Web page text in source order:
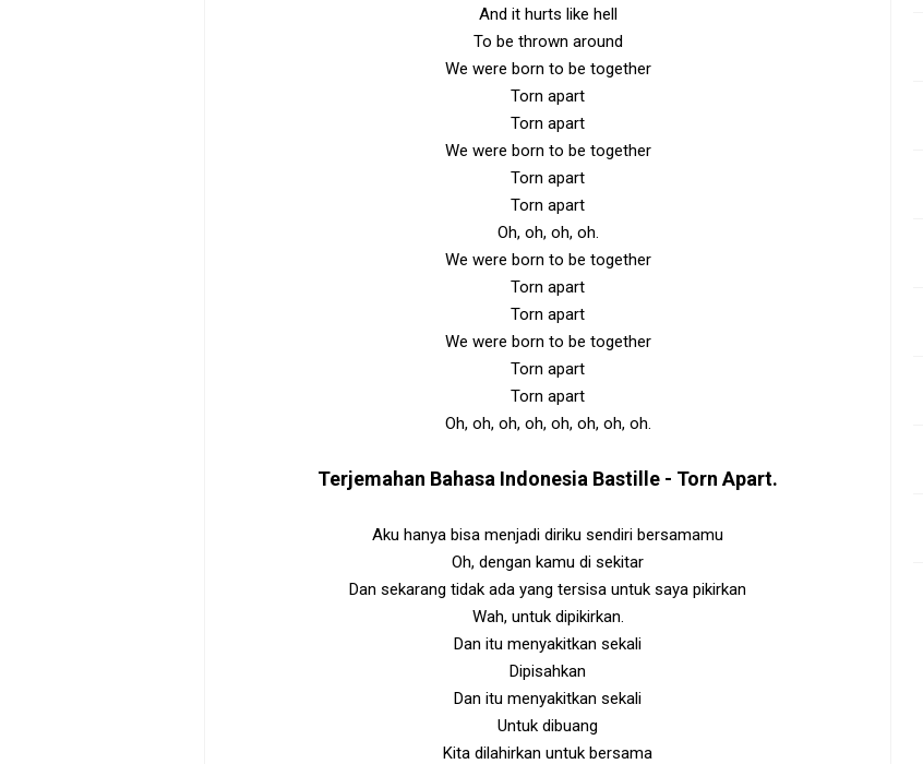
And it hurts like hell
To be thrown around
We were born to be together
Torn apart
Torn apart
We were born to be together
Torn apart
Torn apart
Oh, oh, oh, oh.
We were born to be together
Torn apart
Torn apart
We were born to be together
Torn apart
Torn apart
Oh, oh, oh, oh, oh, oh, oh, oh.
Terjemahan Bahasa Indonesia Bastille - Torn Apart.
Aku hanya bisa menjadi diriku sendiri bersamamu
Oh, dengan kamu di sekitar
Dan sekarang tidak ada yang tersisa untuk saya pikirkan
Wah, untuk dipikirkan.
Dan itu menyakitkan sekali
Dipisahkan
Dan itu menyakitkan sekali
Untuk dibuang
Kita dilahirkan untuk bersama